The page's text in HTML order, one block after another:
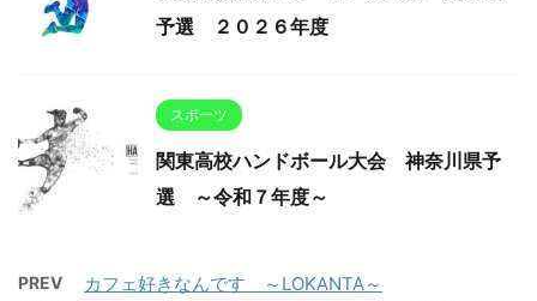
予選 ２０２６年度
スポーツ
関東高校ハンドボール大会 神奈川県予
選 ～令和７年度～
PREV カフェ好きなんです ～LOKANTA～